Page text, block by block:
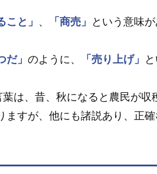
こと」 、 「商売」 という意味が
だ」 のように、 「売り上げ」
葉は、昔、秋になると農民が
すが、他にも諸説あり、正